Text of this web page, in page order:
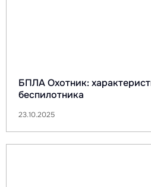
БПЛА Охотник:
беспилотника
23.10.2025